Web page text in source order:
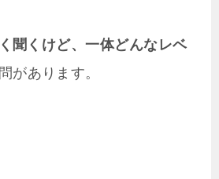
聞くけど、一体どんなレベ
があります。